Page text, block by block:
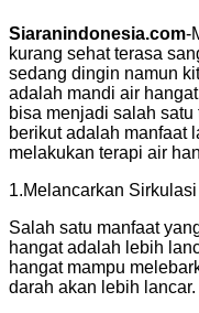
Siaranindonesia.com-
kurang sehat terasa
sedang dingin namun
adalah mandi air
bisa menjadi salah
berikut adalah manfaat
melakukan terapi air
1.Melancarkan
Salah satu manfaat
hangat adalah lebih
hangat mampu
darah akan lebih lancar.